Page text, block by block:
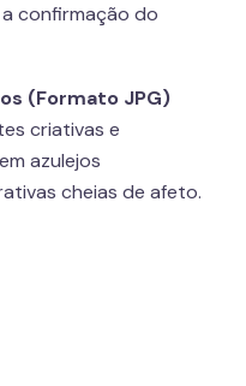
confirmação do
(Formato JPG)
criativas e
azulejos
cheias de afeto.